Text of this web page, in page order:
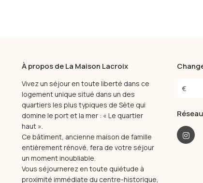
À propos de La Maison Lacroix
Vivez un séjour en toute liberté dans ce
logement unique situé dans un des
quartiers les plus typiques de Sète qui
domine le port et la mer : « Le quartier
haut ».
Ce bâtiment, ancienne maison de famille
entièrement rénové, fera de votre séjour
un moment inoubliable.
Vous séjournerez en toute quiétude à
proximité immédiate du centre-historique,
€